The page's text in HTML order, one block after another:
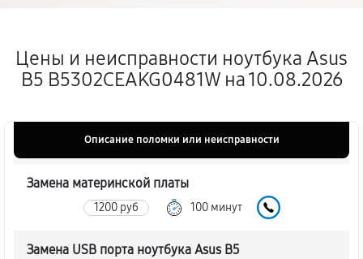
Цены и неисправности ноутбука Asus
B5 B5302CEAKG0481W на 10.08.2026
Описание поломки или неисправности
Замена материнской платы
1200 руб 100 минут
Замена USB порта ноутбука Asus B5